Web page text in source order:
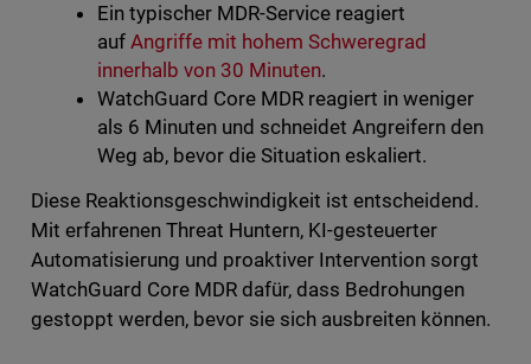
Ein typischer MDR-Service reagiert
auf Angriffe mit hohem Schweregrad
innerhalb von 30 Minuten.
WatchGuard Core MDR reagiert in weniger
als 6 Minuten und schneidet Angreifern den
Weg ab, bevor die Situation eskaliert.
Diese Reaktionsgeschwindigkeit ist entscheidend.
Mit erfahrenen Threat Huntern, KI-gesteuerter
Automatisierung und proaktiver Intervention sorgt
WatchGuard Core MDR dafür, dass Bedrohungen
gestoppt werden, bevor sie sich ausbreiten können.